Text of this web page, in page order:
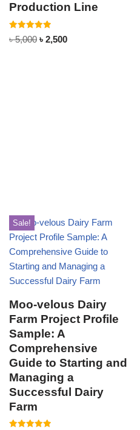
Production Line
Rated
5.00
৳5,000 ৳ 2,500
Sale!
Moo-velous Dairy
Farm Project Profile
Sample: A
Comprehensive
Guide to Starting and
Managing a
Successful Dairy
Farm